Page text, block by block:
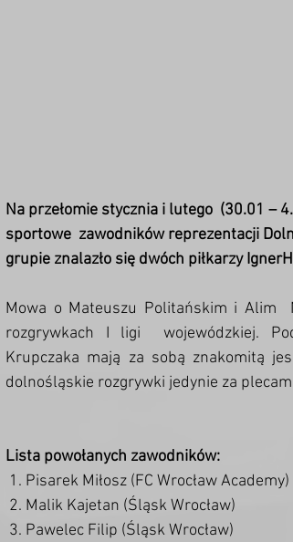
Na przełomie stycznia i lutego  (30.01 –
sportowe  zawodników reprezentacji
grupie znalazło się dwóch piłkarzy
Mowa o Mateuszu Politańskim i Alim
rozgrywkach I ligi  wojewódzkiej.
Krupczaka mają za sobą znakomitą
dolnośląskie rozgrywki jedynie za
Lista powołanych zawodników:
1. Pisarek Miłosz (FC Wrocław Academy)
2. Malik Kajetan (Śląsk Wrocław)
3. Pawelec Filip (Śląsk Wrocław)